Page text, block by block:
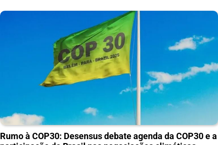
Rumo à COP30: Desensus debate agenda da COP30 e a